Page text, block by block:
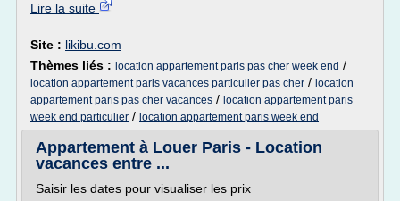
Lire la suite
Site : likibu.com
Thèmes liés : location appartement paris pas cher week end /
location appartement paris vacances particulier pas cher / location
appartement paris pas cher vacances / location appartement paris
week end particulier / location appartement paris week end
Appartement à Louer Paris - Location
vacances entre ...
Saisir les dates pour visualiser les prix